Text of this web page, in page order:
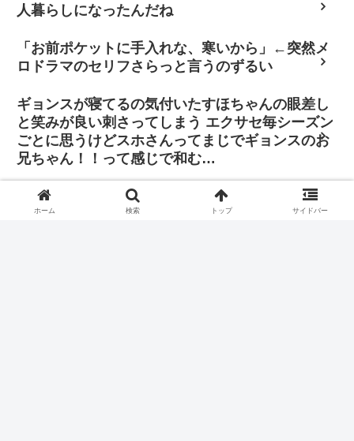
人暮らしになったんだね
「お前ポケットに手入れな、寒いから」←突然メ
ロドラマのセリフさらっと言うのずるい
ギョンスが寝てるの気付いたすほちゃんの眼差し
と笑みが良い刺さってしまう エクサセ毎シーズン
ごとに思うけどスホさんってまじでギョンスのお
兄ちゃん！！って感じで和む…
「その判断に振り回されたくはありません。僕は
自分の立ち位置で全力を尽くし、歌手と俳優双方
ホーム 検索 トップ サイドバー